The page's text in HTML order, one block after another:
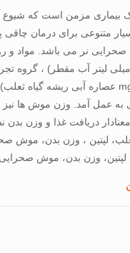
بيماری مزمن است که شيوع
متنوعی برای درمان چاقی
به عمل آمد. وزن موش ها
لپتين ، وزن بدن، موش
لپتين، وزن بدن، موش صحرايی